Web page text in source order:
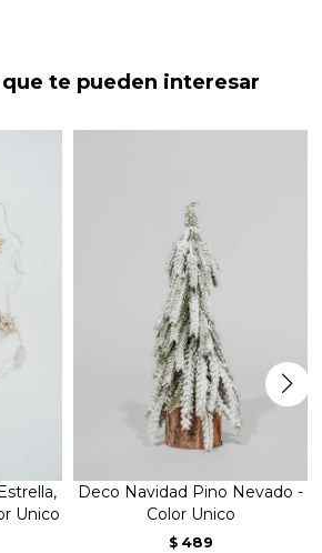
te pueden interesar
Unico
Deco Navidad Pino Nevado -
Color Unico
$ 489